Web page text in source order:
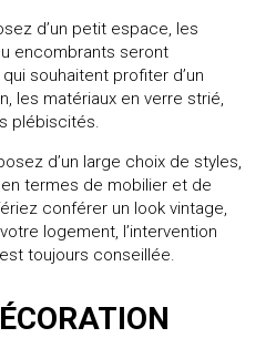
d’un petit espace, les
encombrants seront
souhaitent profiter d’un
les matériaux en verre strié,
plébiscités.
d’un large choix de styles,
termes de mobilier et de
conférer un look vintage,
logement, l’intervention
est toujours conseillée.